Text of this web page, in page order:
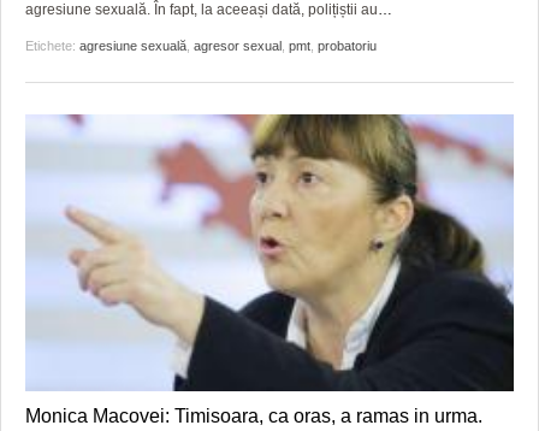
agresiune sexuală. În fapt, la aceeași dată, polițiștii au…
Etichete: agresiune sexuală agresor sexual pmt probatoriu
Monica Macovei: Timisoara, ca oras, a ramas in urma.